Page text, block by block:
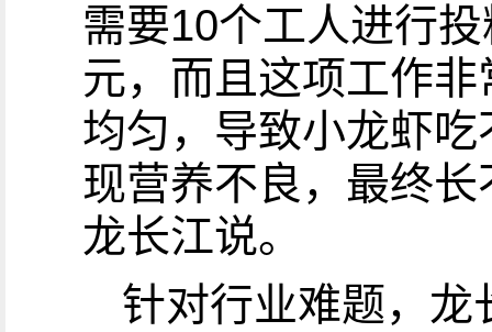
需要10个工人进行
元，而且这项工作
均匀，导致小龙虾
现营养不良，最终
龙长江说。
针对行业难题，龙